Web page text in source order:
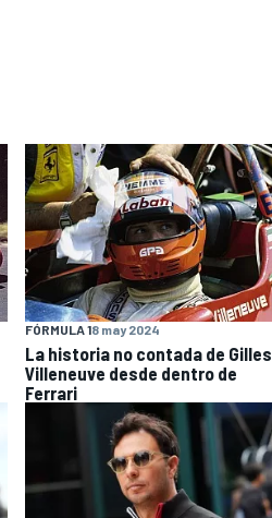
FÓRMULA 18 may 2024
La historia no contada de Gilles
Villeneuve desde dentro de
Ferrari